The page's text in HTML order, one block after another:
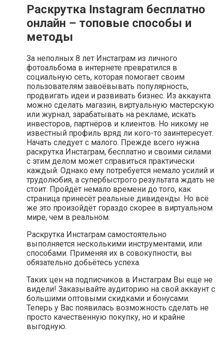
Раскрутка Instagram бесплатно
онлайн – топовые способы и
методы
За неполных 8 лет Инстаграм из личного
фотоальбома в интернете превратился в
социальную сеть, которая помогает своим
пользователям завоёвывать популярность,
продвигать идеи и развивать бизнес. Из аккаунта
можно сделать магазин, виртуальную мастерскую
или журнал, зарабатывать на рекламе, искать
инвесторов, партнёров и клиентов. Но никому не
известный профиль вряд ли кого-то заинтересует.
Начать следует с малого. Прежде всего нужна
раскрутка Инстаграм, бесплатно и своими силами
с этим делом может справиться практически
каждый. Однако ему потребуется немало усилий и
трудолюбия, а супербыстрого результата ждать не
стоит. Пройдёт немало времени до того, как
страница принесёт реальные дивиденды. Но всё
же это произойдёт гораздо скорее в виртуальном
мире, чем в реальном.
Раскрутка Инстаграм самостоятельно
выполняется несколькими инструментами, или
способами. Применяя их в совокупности, вы
обязательно добьётесь успеха.
Таких цен на подписчиков в Инстаграм Вы еще не
видели! Заказывайте аудиторию на свой аккаунт с
большими оптовыми скидками и бонусами.
Теперь у Вас появилась возможность сделать не
просто качественную покупку, но и крайне
выгодную.